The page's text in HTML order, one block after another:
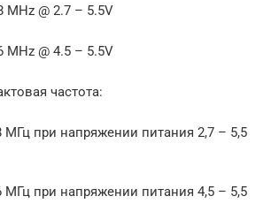
MHz @ 2.7 – 5.5V
MHz @ 4.5 – 5.5V
частота:
МГц при напряжении питания 2,7 – 5,5
МГц при напряжении питания 4,5 – 5,5